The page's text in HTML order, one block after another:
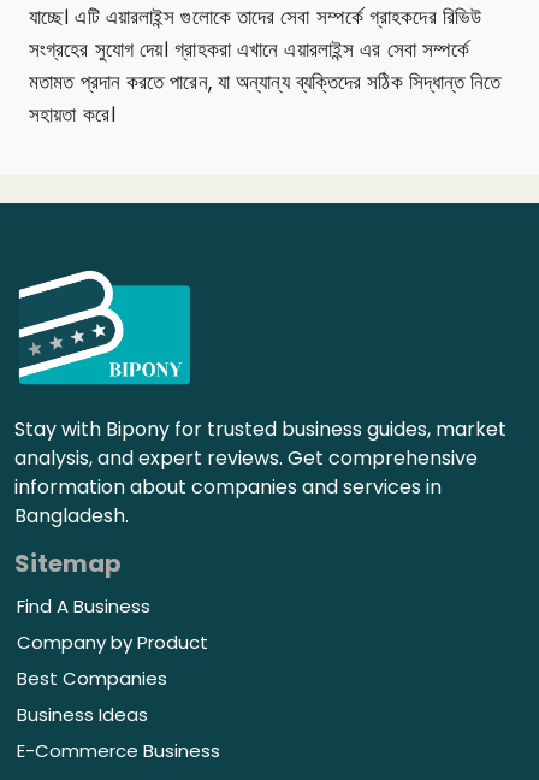
যাচ্ছে। এটি এয়ারলাইন্স গুলোকে তাদের সেবা সম্পর্কে গ্রাহকদের রিভিউ
সংগ্রহের সুযোগ দেয়। গ্রাহকরা এখানে এয়ারলাইন্স এর সেবা সম্পর্কে
মতামত প্রদান করতে পারেন, যা অন্যান্য ব্যক্তিদের সঠিক সিদ্ধান্ত নিতে
সহায়তা করে।
Stay with Bipony for trusted business guides, market
analysis, and expert reviews. Get comprehensive
information about companies and services in
Bangladesh.
Sitemap
Find A Business
Company by Product
Best Companies
Business Ideas
E-Commerce Business